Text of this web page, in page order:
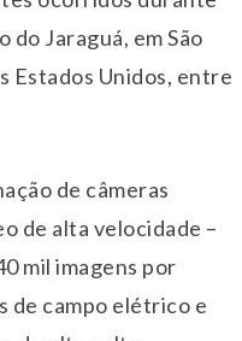
Jaraguá, em São
Estados Unidos, entre
de câmeras
de alta velocidade –
mil imagens por
de campo elétrico e